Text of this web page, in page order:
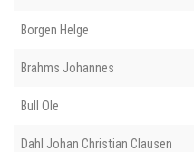
Borgen Helge
Brahms Johannes
Bull Ole
Dahl Johan Christian Clausen